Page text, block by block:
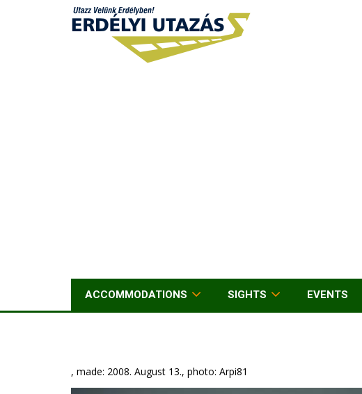
ACCOMMODATIONS SIGHTS EVENTS
, made: 2008. August 13., photo: Arpi81